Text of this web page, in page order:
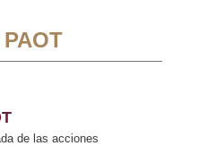
de las acciones